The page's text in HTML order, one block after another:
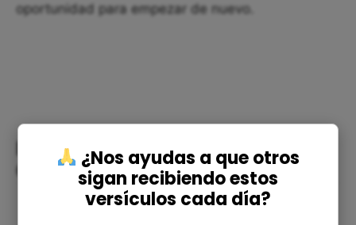
oportunidad para empezar de nuevo.
El Sol de Justicia: Luz Nueva para
Quienes Confían
¿Nos ayudas a que otros
sigan recibiendo estos
versículos cada día?